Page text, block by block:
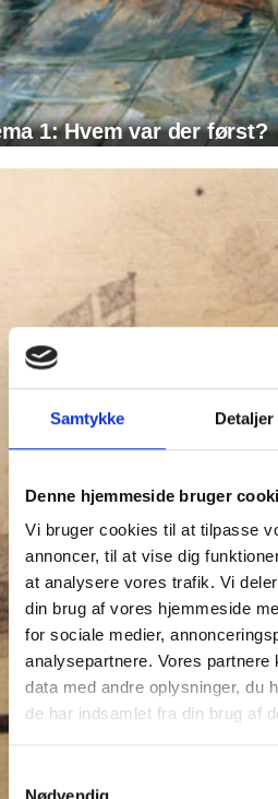
Samtykke Detaljer
Denne hjemmeside bruger
Vi bruger cookies til at tilpasse
annoncer, til at vise dig
at analysere vores trafik. Vi
din brug af vores hjemmeside
for sociale medier,
analysepartnere. Vores partnere
data med andre oplysninger, du
de har indsamlet fra din brug af
Nødvendig
1: Hvem var der først?